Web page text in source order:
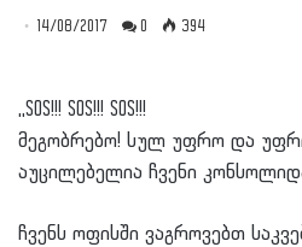
14/08/2017 0 394
,,SOS!!! SOS!!! SOS!!!
მეგობრებო! სულ უფრო და
აუცილებელია ჩვენი
ჩვენს ოფისში ვაგროვებთ